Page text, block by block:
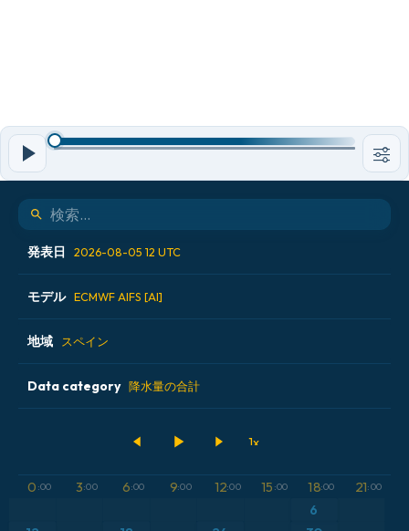
発表日 2026-08-05 12 UTC
2026-08-04 00 UTC
2026-08-04 12 UTC
2026-08-05 00 UTC
モデル ECMWF AIFS [AI]
ALADIN CZ 2.3 km
ECMWF AIFS [AI]
地域 スペイン
アイスランド
Data category 降水量の合計
0 :00 3:00 6:00 9:00 12:00 15 :00 18:00 21:00
6